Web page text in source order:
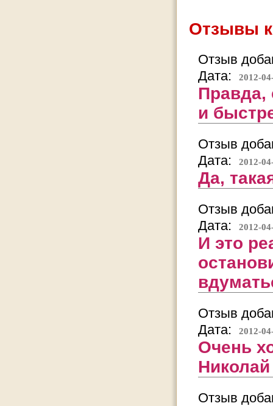
Отзывы
Отзыв
Дата:
2012-
Правда,
и
Отзыв
Дата:
2012-
Да,
Отзыв
Дата:
2012-
И это
Отзыв
Дата:
2012-
Очень
Отзыв